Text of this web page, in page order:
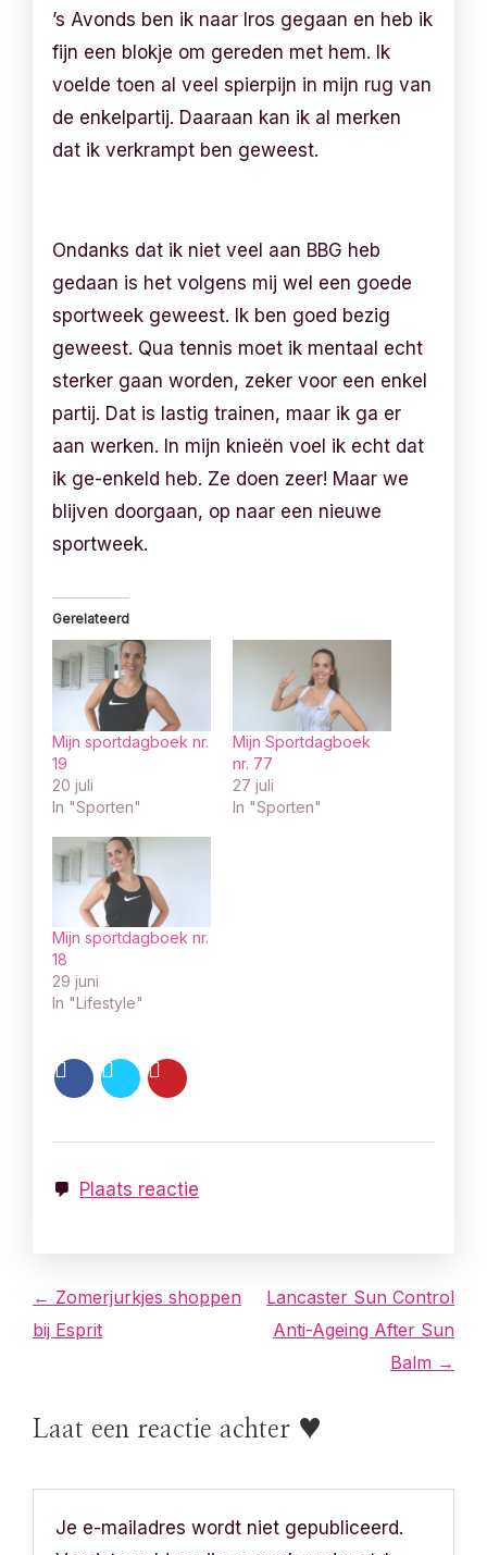
’s Avonds ben ik naar Iros gegaan en heb ik
fijn een blokje om gereden met hem. Ik
voelde toen al veel spierpijn in mijn rug van
de enkelpartij. Daaraan kan ik al merken
dat ik verkrampt ben geweest.
Ondanks dat ik niet veel aan BBG heb
gedaan is het volgens mij wel een goede
sportweek geweest. Ik ben goed bezig
geweest. Qua tennis moet ik mentaal echt
sterker gaan worden, zeker voor een enkel
partij. Dat is lastig trainen, maar ik ga er
aan werken. In mijn knieën voel ik echt dat
ik ge-enkeld heb. Ze doen zeer! Maar we
blijven doorgaan, op naar een nieuwe
sportweek.
Gerelateerd
Mijn sportdagboek nr.
19
20 juli
In "Sporten"
Mijn Sportdagboek
nr. 77
27 juli
In "Sporten"
Mijn sportdagboek nr.
18
29 juni
In "Lifestyle"
Plaats reactie
B
e
i
c
← Zomerjurkjes shoppen
bij Esprit
Lancaster Sun Control
Anti-Ageing After Sun
Balm →
Laat een reactie achter ♥
Je e-mailadres wordt niet gepubliceerd.